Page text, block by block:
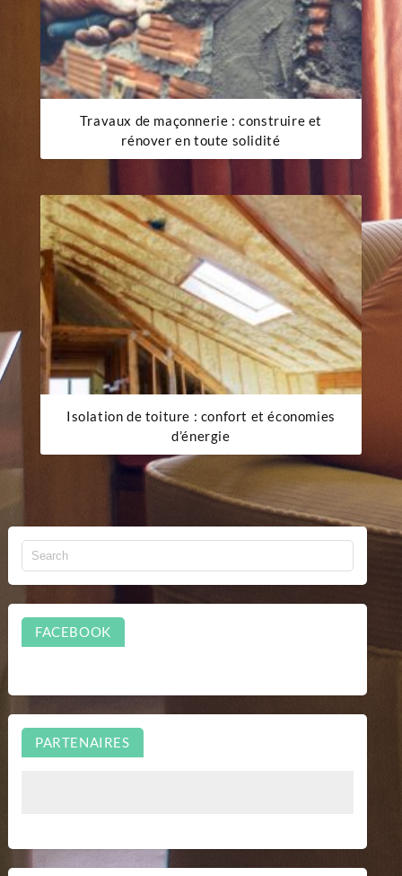
Travaux de maçonnerie : construire et
rénover en toute solidité
Isolation de toiture : confort et économies
d’énergie
FACEBOOK
PARTENAIRES